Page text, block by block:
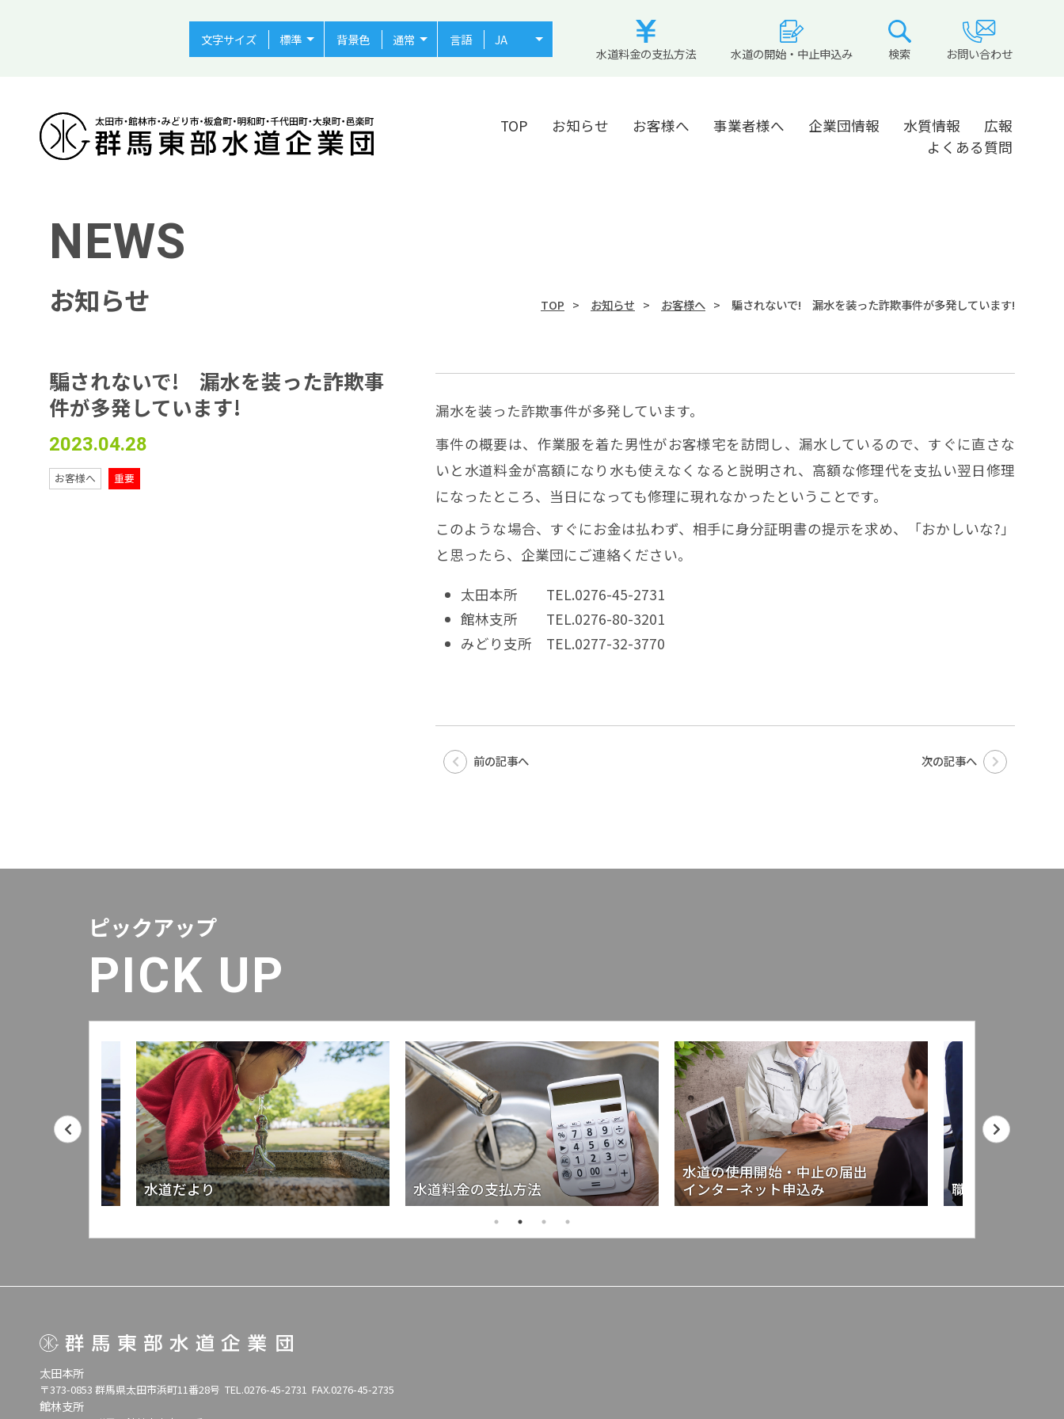
文字サイズ 背景色
言語
水道料金の支払方法
水道の開始・中止申込み 検索 お問い合わせ
TOP お知らせ お客様へ 事業者様へ 企業団情報 水質情報
広報
よくある質問
TOP お知らせ お客様へ 騙されないで! 漏水を装った詐欺事件が多発しています!
NEWS
お知らせ
騙されないで! 漏水を装った詐欺事
件が多発しています!
2023.04.28
お客様へ 重要
漏水を装った詐欺事件が多発しています。
事件の概要は、作業服を着た男性がお客様宅を訪問し、漏水しているので、すぐに直さな
いと水道料金が高額になり水も使えなくなると説明され、高額な修理代を支払い翌日修理
になったところ、当日になっても修理に現れなかったということです。
このような場合、すぐにお金は払わず、相手に身分証明書の提示を求め、「おかしいな?」
と思ったら、企業団にご連絡ください。
太田本所 TEL.0276-45-2731
館林支所 TEL.0276-80-3201
みどり支所 TEL.0277-32-3770
前の記事へ 次の記事へ
ピックアップ
PICK UP
水道だより 水道料金の支払方法
水道の使用開始・中止の届出
インターネット申込み
職員採用試験
太田本所
〒373-0853 群馬県太田市浜町11番28号 TEL.0276-45-2731 FAX.0276-45-2735
館林支所